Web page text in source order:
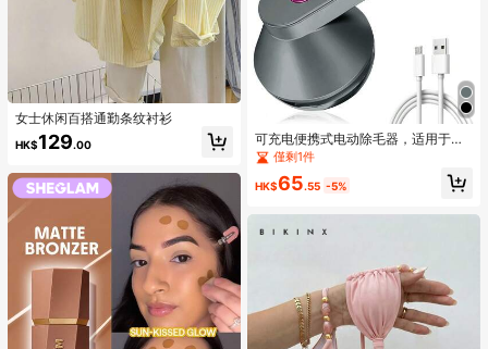
女士休闲百搭通勤条纹衬衫
HK$129.00
可充电便携式电动除毛器，适用于织
物、衣服、家具、地毯、绒毛剃须刀
（灰色）
僅剩1件
HK$65.55 -5%